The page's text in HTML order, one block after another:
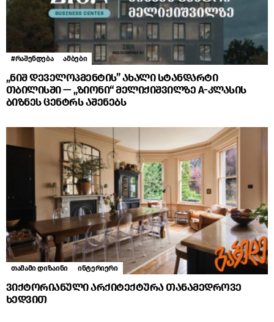
#რაშენდება ამბები
„ნიშ დეველოპმენტის” ახალი სტანდარტი
თბილისში — „ზიონი“ მელიქიშვილზე A-კლასის
ბიზნეს ცენტრს აშენებს
თამამი დიზაინი ინტერიერი
ვიქტორიანული არქიტექტურა თანამედროვე
ხედვით